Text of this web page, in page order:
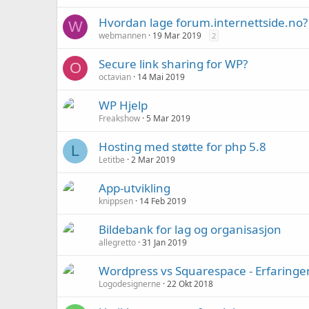
W Hvordan lage forum.internettside.no?
webmannen 19 Mar 2019 2
O Secure link sharing for WP?
octavian 14 Mai 2019
WP Hjelp
Freakshow 5 Mar 2019
L Hosting med støtte for php 5.8
Letitbe 2 Mar 2019
App-utvikling
knippsen 14 Feb 2019
Bildebank for lag og organisasjon
allegretto 31 Jan 2019
Wordpress vs Squarespace -
Logodesignerne 22 Okt 2018